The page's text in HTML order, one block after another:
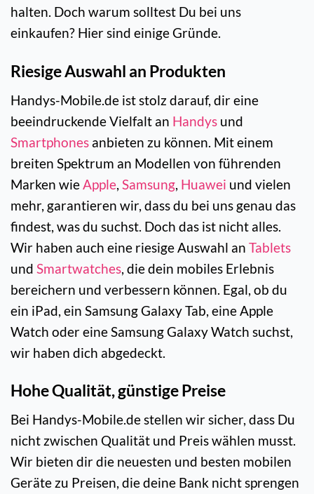
halten. Doch warum solltest Du bei uns
einkaufen? Hier sind einige Gründe.
Riesige Auswahl an Produkten
Handys-Mobile.de ist stolz darauf, dir eine
beeindruckende Vielfalt an Handys und
Smartphones anbieten zu können. Mit einem
breiten Spektrum an Modellen von führenden
Marken wie Apple Samsung Huawei und vielen
mehr, garantieren wir, dass du bei uns genau das
findest, was du suchst. Doch das ist nicht alles.
Wir haben auch eine riesige Auswahl an Tablets
und Smartwatches , die dein mobiles Erlebnis
bereichern und verbessern können. Egal, ob du
ein iPad, ein Samsung Galaxy Tab, eine Apple
Watch oder eine Samsung Galaxy Watch suchst,
wir haben dich abgedeckt.
Hohe Qualität, günstige Preise
Bei Handys-Mobile.de stellen wir sicher, dass Du
nicht zwischen Qualität und Preis wählen musst.
Wir bieten dir die neuesten und besten mobilen
Geräte zu Preisen, die deine Bank nicht sprengen